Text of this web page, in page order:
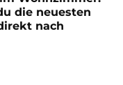
die neuesten
nach